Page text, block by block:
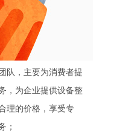
队，主要为消费者提
，为企业提供设备整
理的价格，享受专
；